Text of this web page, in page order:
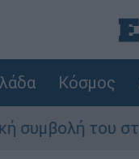
Κόσμος
του στο